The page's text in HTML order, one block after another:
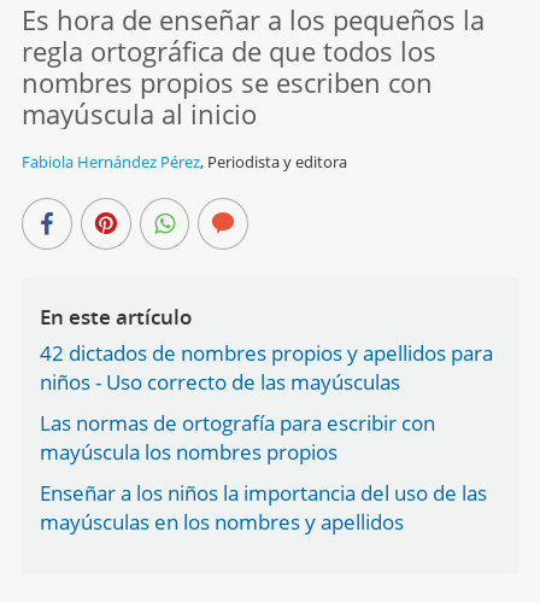
Es hora de enseñar a los pequeños la
regla ortográfica de que todos los
nombres propios se escriben con
mayúscula al inicio
Fabiola Hernández Pérez, Periodista y editora
En este artículo
42 dictados de nombres propios y apellidos para
niños - Uso correcto de las mayúsculas
Las normas de ortografía para escribir con
mayúscula los nombres propios
Enseñar a los niños la importancia del uso de las
mayúsculas en los nombres y apellidos